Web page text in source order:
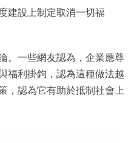
建設上制定取消一切福
。一些網友認為，企業應尊
福利掛鉤，認為這種做法越
，認為它有助於抵制社會上